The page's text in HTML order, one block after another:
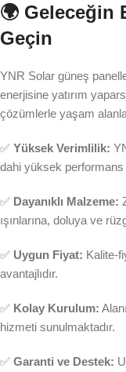
🌍 Geleceğin
Geçin
YNR Solar güneş
enerjisine yatırım
çözümlerle yaşam
✅ Yüksek Verimlilik:
dahi yüksek performans
✅ Dayanıklı Malzeme:
ışınlarına, doluya ve
✅ Uygun Fiyat: Kalite-
avantajlıdır.
✅ Kolay Kurulum:
hizmeti sunulmaktadır.
✅ Garanti ve Destek: